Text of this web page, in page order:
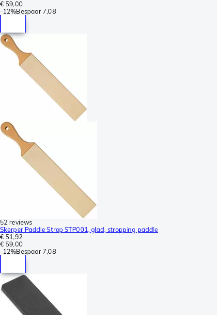
€ 59,00
-12%Bespaar 7,08
52 reviews
Skerper Paddle Strop STP001, glad, stropping paddle
€ 51,92
€ 59,00
-12%Bespaar 7,08